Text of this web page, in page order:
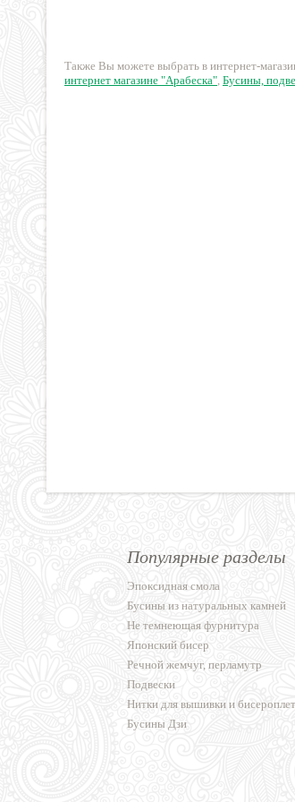
Также Вы можете выбрать в интернет-
интернет магазине "Арабеска", Бусины,
Популярные разделы
Эпоксидная смола
Бусины из натуральных камней
Не темнеющая фурнитура
Японский бисер
Речной жемчуг, перламутр
Подвески
Нитки для вышивки и
Бусины Дзи